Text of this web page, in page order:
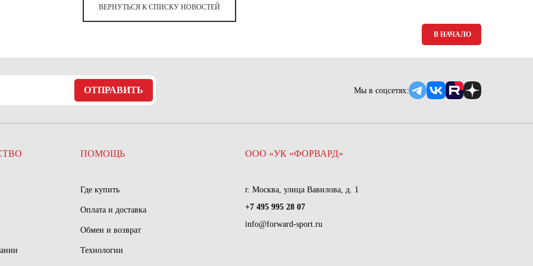
ВЕРНУТЬСЯ К СПИСКУ НОВОСТЕЙ
В НАЧАЛО
ОТПРАВИТЬ Мы в соцсетях:
ПОМОЩЬ
Где купить
Оплата и доставка
Обмен и возврат
Технологии
ООО «УК «ФОРВАРД»
г. Москва, улица Вавилова, д. 1
+7 495 995 28 07
info@forward-sport.ru